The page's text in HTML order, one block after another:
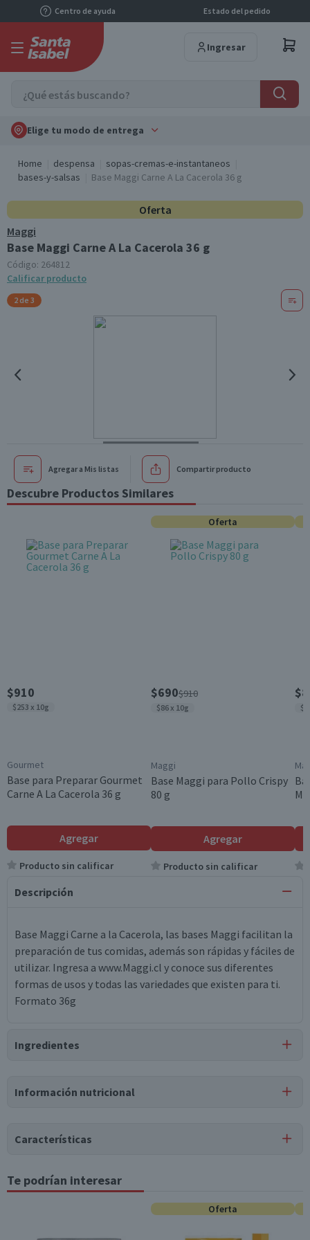
Centro de ayuda Estado del pedido
Ingresar
Elige tu modo de entrega
Home despensa
sopas-cremas-e-instantaneos
bases-y-salsas
Base Maggi Carne A La Cacerola 36 g
Oferta
Maggi
Base Maggi Carne A La Cacerola 36 g
Código: 264812
Calificar producto
2 de 3
Agregar a Mis listas Compartir producto
Descubre Productos Similares
$910
$253 x 10g
Gourmet
Base para Preparar Gourmet
Carne A La Cacerola 36 g
Agregar
Producto sin calificar
Oferta
$690$910
$86 x 10g
Maggi
Base Maggi para Pollo Crispy
80 g
Agregar
Producto sin calificar
Descripción
Base Maggi Carne a la Cacerola, las bases Maggi facilitan la
preparación de tus comidas, además son rápidas y fáciles de
utilizar. Ingresa a www.Maggi.cl y conoce sus diferentes
formas de usos y todas las variedades que existen para ti.
Formato 36g
Ingredientes
naturales, colorante caramelo, pimienta 0.2%.
Trazasdehuevo, apio, mostaza, molusco, soya, leche.
Información nutricional
Tabla nutricional
medios
Características
Tipo de Producto
Base Estofado
Te podrían interesar
Oferta